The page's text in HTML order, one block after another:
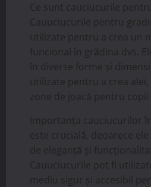
Ce sunt cauciucurile
Cauuciucurile pentru
utilizate pentru a crea un
funcional în grădina dvs.
în diverse forme și
utilizate pentru a crea alei,
zone de joacă pentru copii
Importanța cauciucurilor
este crucială, deoarece
de eleganță și
Cauuciucurile pot fi
mediu sigur și accesibil